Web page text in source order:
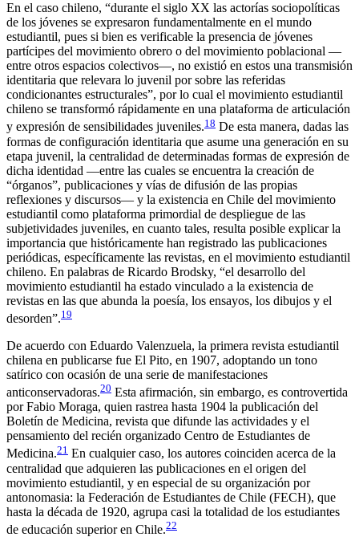
En el caso chileno, “durante el siglo XX las actorías sociopolíticas
de los jóvenes se expresaron fundamentalmente en el mundo
estudiantil, pues si bien es verificable la presencia de jóvenes
partícipes del movimiento obrero o del movimiento poblacional —
entre otros espacios colectivos—, no existió en estos una transmisión
identitaria que relevara lo juvenil por sobre las referidas
condicionantes estructurales”, por lo cual el movimiento estudiantil
chileno se transformó rápidamente en una plataforma de articulación
y expresión de sensibilidades juveniles.18 De esta manera, dadas las
formas de configuración identitaria que asume una generación en su
etapa juvenil, la centralidad de determinadas formas de expresión de
dicha identidad —entre las cuales se encuentra la creación de
“órganos”, publicaciones y vías de difusión de las propias
reflexiones y discursos— y la existencia en Chile del movimiento
estudiantil como plataforma primordial de despliegue de las
subjetividades juveniles, en cuanto tales, resulta posible explicar la
importancia que históricamente han registrado las publicaciones
periódicas, específicamente las revistas, en el movimiento estudiantil
chileno. En palabras de Ricardo Brodsky, “el desarrollo del
movimiento estudiantil ha estado vinculado a la existencia de
revistas en las que abunda la poesía, los ensayos, los dibujos y el
desorden”.19
De acuerdo con Eduardo Valenzuela, la primera revista estudiantil
chilena en publicarse fue El Pito, en 1907, adoptando un tono
satírico con ocasión de una serie de manifestaciones
anticonservadoras.20 Esta afirmación, sin embargo, es controvertida
por Fabio Moraga, quien rastrea hasta 1904 la publicación del
Boletín de Medicina, revista que difunde las actividades y el
pensamiento del recién organizado Centro de Estudiantes de
Medicina.21 En cualquier caso, los autores coinciden acerca de la
centralidad que adquieren las publicaciones en el origen del
movimiento estudiantil, y en especial de su organización por
antonomasia: la Federación de Estudiantes de Chile (FECH), que
hasta la década de 1920, agrupa casi la totalidad de los estudiantes
de educación superior en Chile.22